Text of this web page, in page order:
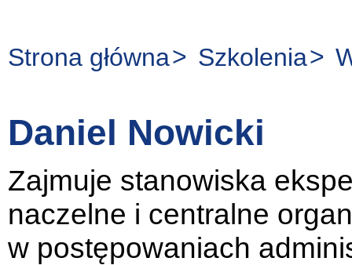
Jesteś tutaj:
Strona główna Szkolenia
Daniel Nowicki
Zajmuje stanowiska
naczelne i centralne
w postępowaniach